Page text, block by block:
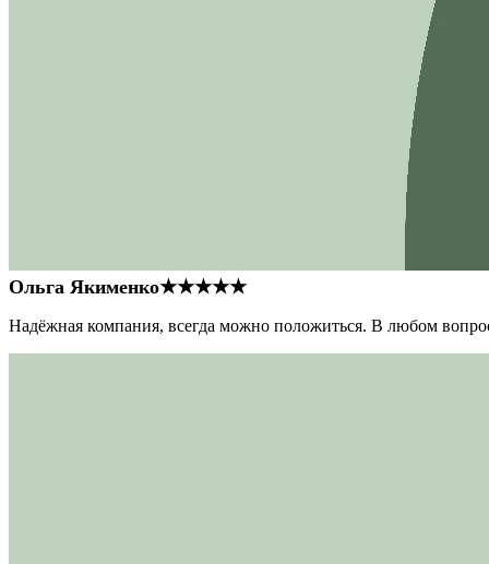
Ольга Якименко★★★★★
Надёжная компания, всегда можно положиться. В любом